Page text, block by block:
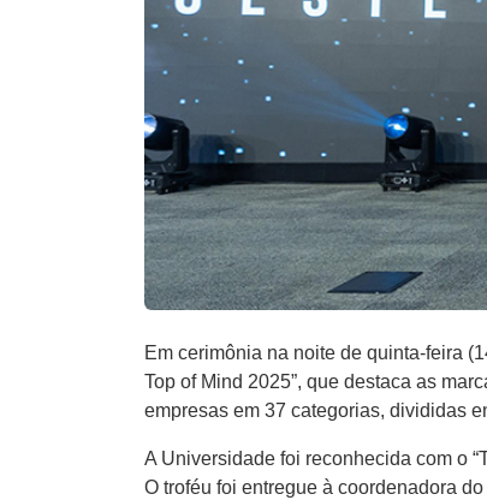
Em cerimônia na noite de quinta-feira
Top of Mind 2025”, que destaca as
empresas em 37 categorias, divididas
A Universidade foi reconhecida com o
O troféu foi entregue à coordenadora